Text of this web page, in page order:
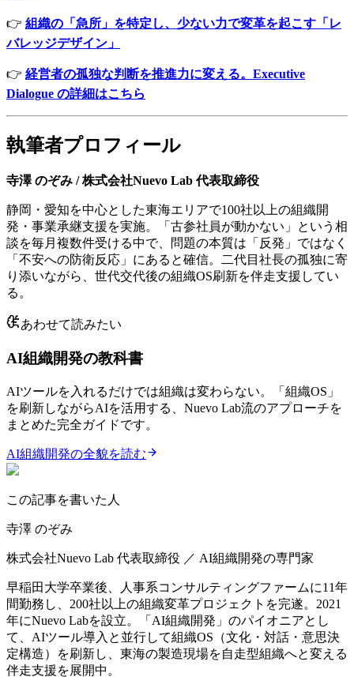
👉 組織の「急所」を特定し、少ない力で変革を起こす「レ
バレッジデザイン」
👉 経営者の孤独な判断を推進力に変える。Executive
Dialogue の詳細はこちら
執筆者プロフィール
寺澤 のぞみ / 株式会社Nuevo Lab 代表取締役
静岡・愛知を中心とした東海エリアで100社以上の組織開
発・事業承継支援を実施。「古参社員が動かない」という相
談を毎月複数件受ける中で、問題の本質は「反発」ではなく
「不安への防衛反応」にあると確信。二代目社長の孤独に寄
り添いながら、世代交代後の組織OS刷新を伴走支援してい
る。
あわせて読みたい
AI組織開発の教科書
AIツールを入れるだけでは組織は変わらない。「組織OS」
を刷新しながらAIを活用する、Nuevo Lab流のアプローチを
まとめた完全ガイドです。
AI組織開発の全貌を読む
この記事を書いた人
寺澤 のぞみ
株式会社Nuevo Lab 代表取締役 ／ AI組織開発の専門家
早稲田大学卒業後、人事系コンサルティングファームに11年
間勤務し、200社以上の組織変革プロジェクトを完遂。2021
年にNuevo Labを設立。「AI組織開発」のパイオニアとし
て、AIツール導入と並行して組織OS（文化・対話・意思決
定構造）を刷新し、東海の製造現場を自走型組織へと変える
伴走支援を展開中。